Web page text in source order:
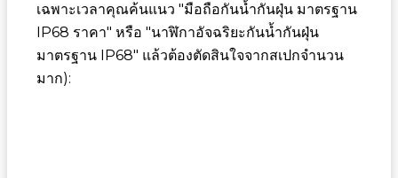
เฉพาะเวลาคุณค้นแนว "มือถือกันน้ำกันฝุ่น มาตรฐาน
IP68 ราคา" หรือ "นาฬิกาอัจฉริยะกันน้ำกันฝุ่น
มาตรฐาน IP68" แล้วต้องตัดสินใจจากสเปกจำนวน
มาก):